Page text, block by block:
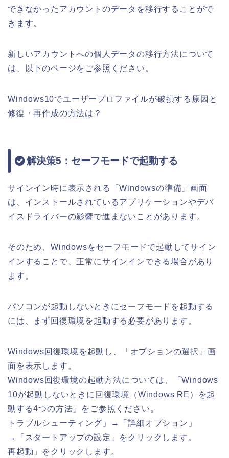
できなかったアカウントのデータを移行することがで
きます。
新しいアカウントへの個人データの移行方法について
は、以下のページをご参照ください。
Windows10でユーザープロファイルが破損する原因と
修復・再作成の方法は？
解決策5：セーフモードで起動する
サインイン時に表示される「Windowsの準備」画面
は、インストールされているアプリケーションやデバ
イスドライバーの影響で進まないことがあります。
そのため、Windowsをセーフモードで起動してサイン
インすることで、正常にサインインできる場合があり
ます。
パソコンが起動しないときにセーフモードを起動する
には、まず回復環境を起動する必要があります。
Windows回復環境を起動し、「オプションの選択」画
面を表示します。
Windows回復環境の起動方法については、「Windows
10が起動しないときに回復環境（Windows RE）を起
動する4つの方法」をご参照ください。
トラブルシューティング」→「詳細オプション」
→「スタートアップの設定」をクリックします。
再起動」をクリックします。